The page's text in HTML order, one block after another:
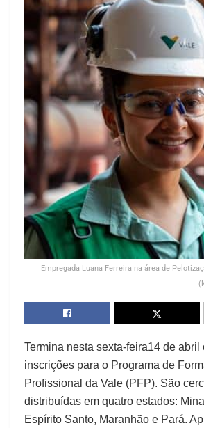
Empregada Luana Ferreira na área de
Termina nesta sexta-feira14 de abril
inscrições para o Programa de
Profissional da Vale (PFP). São
distribuídas em quatro estados:
Espírito Santo, Maranhão e Pará.